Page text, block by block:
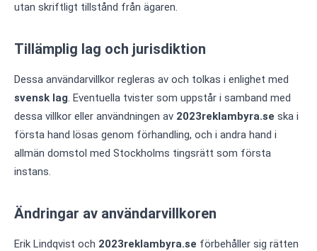
utan skriftligt tillstånd från ägaren.
Tillämplig lag och jurisdiktion
Dessa användarvillkor regleras av och tolkas i enlighet med
svensk lag. Eventuella tvister som uppstår i samband med
dessa villkor eller användningen av 2023reklambyra.se ska i
första hand lösas genom förhandling, och i andra hand i
allmän domstol med Stockholms tingsrätt som första
instans.
Ändringar av användarvillkoren
Erik Lindqvist och 2023reklambyra.se förbehåller sig rätten